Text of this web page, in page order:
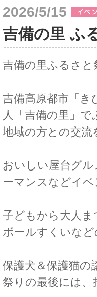
2026/5/15
吉備の里 ふ
吉備の里ふるさ
吉備高原都市「き
人「吉備の里」
地域の方との交
おいしい屋台グ
ーマンスなどイ
子どもから大人
ボールすくいな
保護犬＆保護猫の
祭りの最後には